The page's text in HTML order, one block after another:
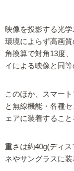
映像を投影する光
環境によらず高画
角換算で対角13度
イによる映像と同等
このほか、スマー
と無線機能・各種
ェアに装着するこ
重さは約40g(ディ
ネやサングラスに